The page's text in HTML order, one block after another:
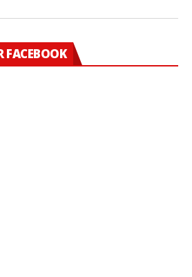
FACEBOOK